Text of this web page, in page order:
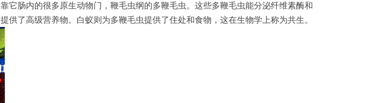
它肠内的很多原生动物门，鞭毛虫纲的多鞭毛虫。这些多鞭毛虫能分泌纤维素酶和
供了高级营养物。白蚁则为多鞭毛虫提供了住处和食物，这在生物学上称为共生。